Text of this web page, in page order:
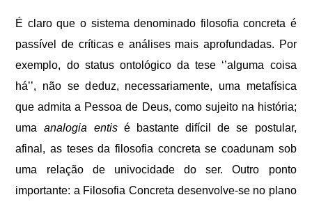
É claro que o sistema denominado filosofia concreta é
passível de críticas e análises mais aprofundadas. Por
exemplo, do status ontológico da tese ‘’alguma coisa
há’’, não se deduz, necessariamente, uma metafísica
que admita a Pessoa de Deus, como sujeito na história;
uma analogia entisé bastante difícil de se postular,
afinal, as teses da filosofia concreta se coadunam sob
uma relação de univocidade do ser. Outro ponto
importante: a Filosofia Concreta desenvolve-se no plano